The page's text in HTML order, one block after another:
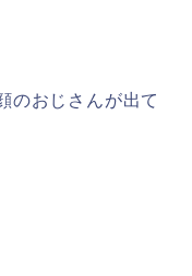
のおじさんが出て